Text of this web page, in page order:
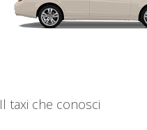
Il taxi che conosci